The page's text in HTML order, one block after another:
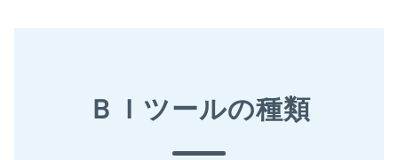
ＢＩツールの種類